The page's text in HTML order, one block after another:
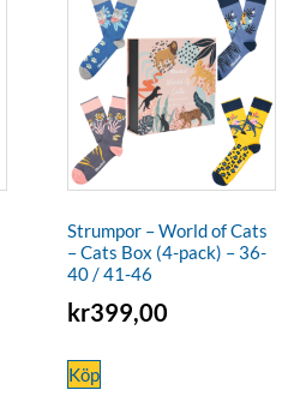
Strumpor – World of Cats
– Cats Box (4-pack) – 36-
40 / 41-46
kr399,00
Köp